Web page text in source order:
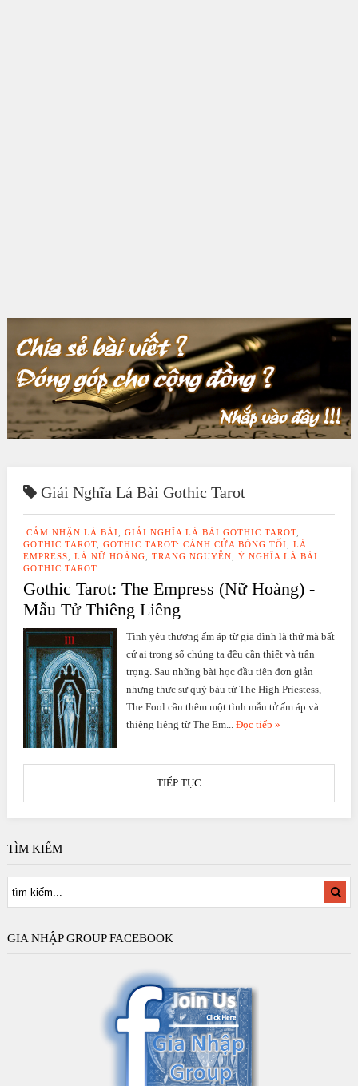
Giải Nghĩa Lá Bài Gothic Tarot
.CẢM NHẬN LÁ BÀI, GIẢI NGHĨA LÁ BÀI GOTHIC TAROT,
GOTHIC TAROT, GOTHIC TAROT: CÁNH CỬA BÓNG TỐI, LÁ
EMPRESS, LÁ NỮ HOÀNG, TRANG NGUYỄN, Ý NGHĨA LÁ BÀI
GOTHIC TAROT
Gothic Tarot: The Empress (Nữ Hoàng) -
Mẫu Tử Thiêng Liêng
Tình yêu thương ấm áp từ gia đình là thứ mà bất
cứ ai trong số chúng ta đều cần thiết và trân
trọng. Sau những bài học đầu tiên đơn giản
nhưng thực sự quý báu từ The High Priestess,
The Fool cần thêm một tình mẫu tử ấm áp và
thiêng liêng từ The Em... Đọc tiếp »
TIẾP TỤC
TÌM KIẾM
GIA NHẬP GROUP FACEBOOK